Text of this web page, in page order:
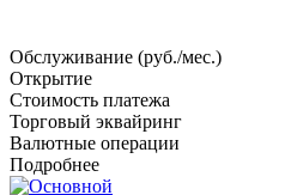
Обслуживание (руб./мес.)
Открытие
Стоимость платежа
Торговый эквайринг
Валютные операции
Подробнее